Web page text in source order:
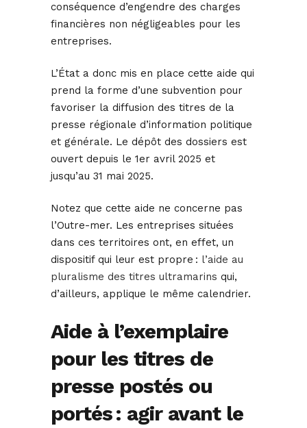
conséquence d’engendre des charges
financières non négligeables pour les
entreprises.
L’État a donc mis en place cette aide qui
prend la forme d’une subvention pour
favoriser la diffusion des titres de la
presse régionale d’information politique
et générale. Le dépôt des dossiers est
ouvert depuis le 1er avril 2025 et
jusqu’au 31 mai 2025.
Notez que cette aide ne concerne pas
l’Outre-mer. Les entreprises situées
dans ces territoires ont, en effet, un
dispositif qui leur est propre : l’aide au
pluralisme des titres ultramarins qui,
d’ailleurs, applique le même calendrier.
Aide à l’exemplaire
pour les titres de
presse postés ou
portés : agir avant le